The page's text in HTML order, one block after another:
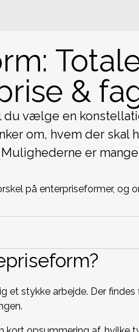
&
vælge en
om, hvem der skal
er
et stykke arbejde. Der